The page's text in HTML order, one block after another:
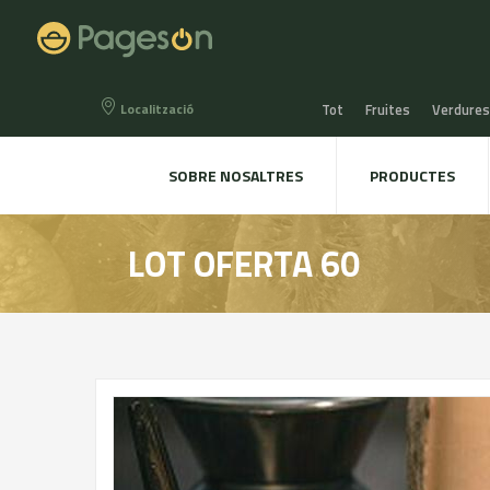
Localització Tot Fruites Verdures
Mel, Mermelades i
Aigua, Refrescos i Sucs
Plantes
SOBRE NOSALTRES PRODUCTES
LOT OFERTA 60